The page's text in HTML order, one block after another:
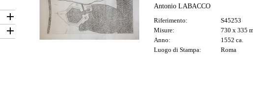


Antonio LABACCO
Riferimento:
S45253
Misure:
730 x 335
Anno:
1552 ca.
Luogo di Stampa:
Roma